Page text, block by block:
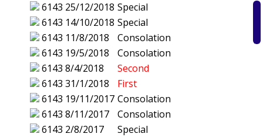
6143 25/12/2018 Special
6143 14/10/2018 Special
6143 11/8/2018
Consolation
6143 19/5/2018
Consolation
6143 8/4/2018
Second
6143 31/1/2018
First
6143 19/11/2017 Consolation
6143 8/11/2017
Consolation
6143 2/8/2017
Special